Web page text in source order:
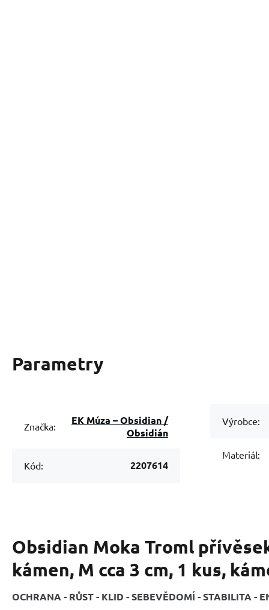
Parametry
Značka:
EK Múza – Obsidian /
Obsidián
Kód: 2207614
Výrobce:
Materiál:
Obsidian Moka Troml
kámen, M cca 3 cm, 1 kus,
OCHRANA - RŮST - KLID - SEBEVĚDOMÍ - STABILITA -